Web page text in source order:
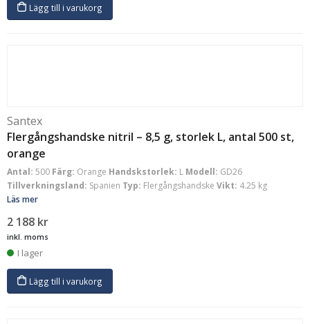
Lägg till i varukorg
Santex
Flergångshandske nitril – 8,5 g, storlek L, antal 500 st,
orange
Antal: 500 Färg: Orange Handskstorlek: L Modell: GD26
Tillverkningsland: Spanien Typ: Flergångshandske Vikt: 4.25 kg
Läs mer
2 188 kr
inkl. moms
I lager
Lägg till i varukorg